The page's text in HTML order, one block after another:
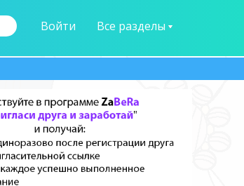
Войти Все разделы